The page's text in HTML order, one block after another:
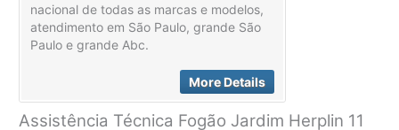
nacional de todas as marcas e modelos,
atendimento em São Paulo, grande São
Paulo e grande Abc.
More Details
Assistência Técnica Fogão Jardim Herplin 11